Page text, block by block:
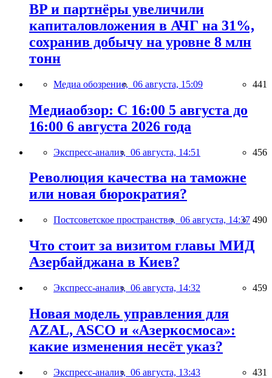
BP и партнёры увеличили
капиталовложения в АЧГ на 31%,
сохранив добычу на уровне 8 млн
тонн
Медиа обозрение, 06 августа, 15:09 441
Медиаобзор: С 16:00 5 августа до
16:00 6 августа 2026 года
Экспресс-анализ, 06 августа, 14:51 456
Революция качества на таможне
или новая бюрократия?
Постсоветское пространство, 06 августа, 14:37 490
Что стоит за визитом главы МИД
Азербайджана в Киев?
Экспресс-анализ, 06 августа, 14:32 459
Новая модель управления для
AZAL, ASCO и «Азеркосмоса»:
какие изменения несёт указ?
Экспресс-анализ, 06 августа, 13:43 431